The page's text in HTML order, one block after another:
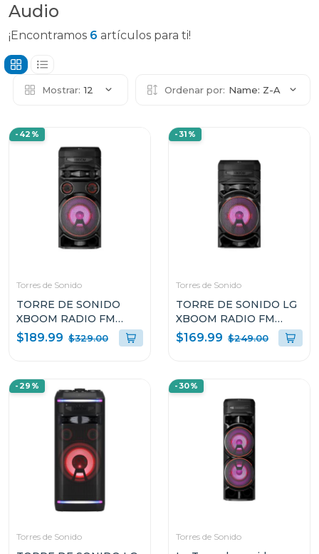
Audio
¡Encontramos 6 artículos para ti!
Mostrar: 12 Ordenar por: Name: Z-A
-42%
Torres de Sonido
TORRE DE SONIDO
XBOOM RADIO FM
MULTI BLUETOOTH
SUPER BASS BOOST
$189.99 $329.00
-31%
Torres de Sonido
TORRE DE SONIDO LG
XBOOM RADIO FM
MULTI BLUETOOTH
SUPER BASS BOOST
$169.99 $249.00
-29%
Torres de Sonido
-30%
Torres de Sonido